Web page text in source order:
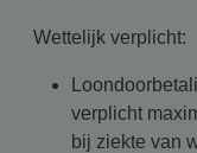
Wettelijk verplicht:
verplicht
bij ziekte van